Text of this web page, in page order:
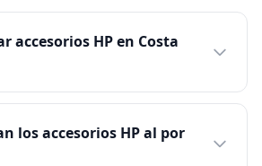
accesorios HP en Costa
los accesorios HP al por